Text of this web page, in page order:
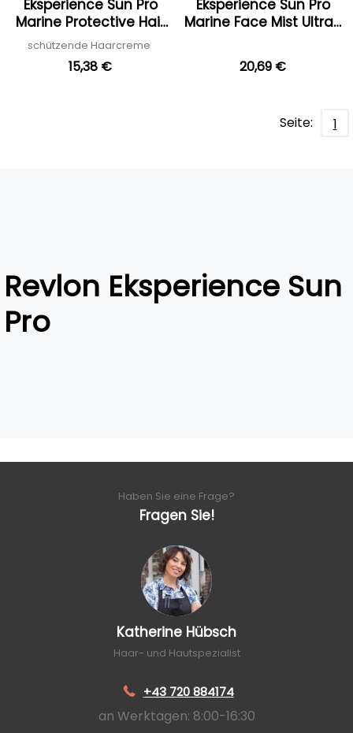
Eksperience Sun Pro
Marine Protective Hair
Cream
schützende Haarcreme
15,38 €
Eksperience Sun Pro
Marine Face Mist Ultra-
20,69 €
Seite: 1
Revlon Eksperience Sun
Pro
Haben Sie eine Frage?
Fragen Sie!
Katherine Hübsch
Haar- und Hautspezialist
+43 720 884174
an Werktagen: 8:00-16:30